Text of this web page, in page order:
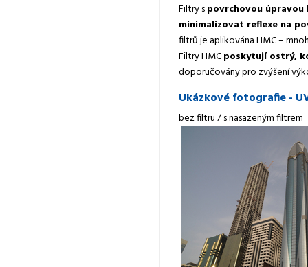
Filtry spovrchovou úpravou
minimalizovat reflexe na
filtrů je aplikována HMC –
Filtry HMCposkytují ostrý,
doporučovány pro zvýšení
Ukázkové fotografie -
bez filtru / s nasazeným filtrem